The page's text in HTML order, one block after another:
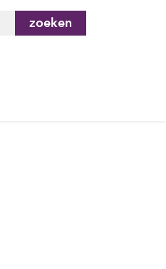
zoeken